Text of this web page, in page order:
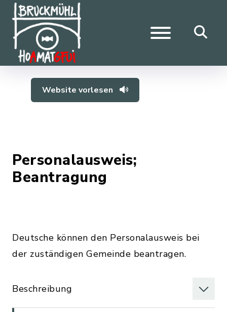
Website vorlesen
Personalausweis;
Beantragung
Deutsche können den Personalausweis bei
der zuständigen Gemeinde beantragen.
Beschreibung